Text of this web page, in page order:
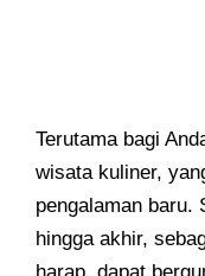
Terutama bagi
wisata kuliner,
pengalaman baru.
hingga akhir,